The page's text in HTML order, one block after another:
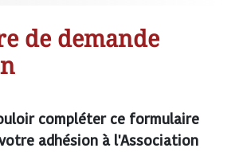
de demande
compléter ce formulaire
adhésion à l'Association